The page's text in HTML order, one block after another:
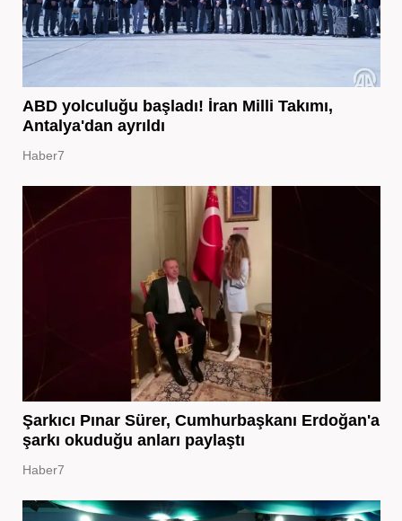
ABD yolculuğu başladı! İran Milli Takımı,
Antalya'dan ayrıldı
Haber7
Şarkıcı Pınar Sürer, Cumhurbaşkanı Erdoğan'a
şarkı okuduğu anları paylaştı
Haber7